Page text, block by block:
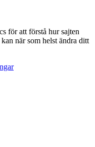
för att förstå hur sajten
när som helst ändra ditt